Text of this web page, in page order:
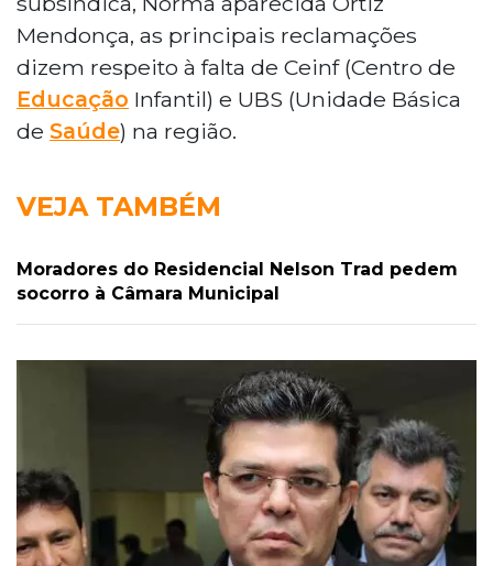
Mendonça, as principais reclamações
dizem respeito à falta de Ceinf (Centro de
Educação Infantil) e UBS (Unidade Básica
de Saúde) na região.
VEJA TAMBÉM
Moradores do Residencial Nelson Trad pedem
socorro à Câmara Municipal